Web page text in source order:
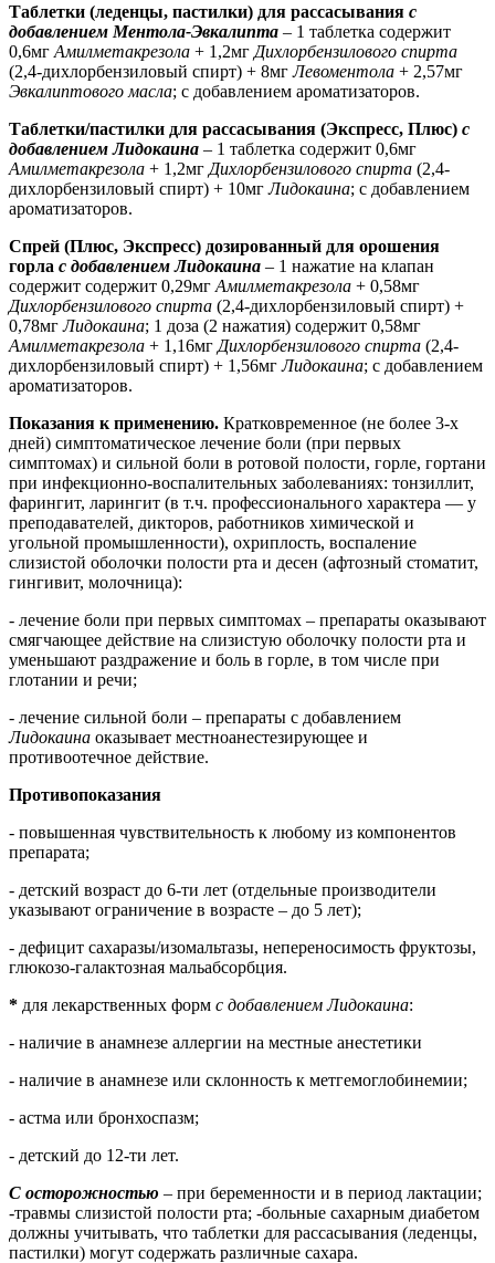
Таблетки (леденцы, пастилки) для рассасывания с
добавлением Ментола-Эвкалипта – 1 таблетка содержит
0,6мг Амилметакрезола + 1,2мг Дихлорбензилового спирта
(2,4-дихлорбензиловый спирт) + 8мгЛевоментола + 2,57мг
Эвкалиптового масла; с добавлением ароматизаторов.
Таблетки/пастилки для рассасывания (Экспресс, Плюс) с
добавлением Лидокаина – 1 таблетка содержит 0,6мг
Амилметакрезола + 1,2мг Дихлорбензилового спирта (2,4-
дихлорбензиловый спирт) + 10мгЛидокаина; с добавлением
ароматизаторов.
Спрей (Плюс, Экспресс) дозированный для орошения
горла с добавлением Лидокаина – 1 нажатие на клапан
содержит содержит 0,29мг Амилметакрезола + 0,58мг
Дихлорбензилового спирта (2,4-дихлорбензиловый спирт) +
0,78мгЛидокаина; 1 доза (2 нажатия) содержит 0,58мг
Амилметакрезола + 1,16мг Дихлорбензилового спирта (2,4-
дихлорбензиловый спирт) + 1,56мгЛидокаина; с добавлением
ароматизаторов.
Показания к применению. Кратковременное (не более 3-х
дней) симптоматическое лечение боли (при первых
симптомах) и сильной боли в ротовой полости, горле, гортани
при инфекционно-воспалительных заболеваниях: тонзиллит,
фарингит, ларингит (в т.ч. профессионального характера — у
преподавателей, дикторов, работников химической и
угольной промышленности), охриплость, воспаление
слизистой оболочки полости рта и десен (афтозный стоматит,
гингивит, молочница):
- лечение боли при первых симптомах – препараты оказывают
смягчающее действие на слизистую оболочку полости рта и
уменьшают раздражение и боль в горле, в том числе при
глотании и речи;
- лечение сильной боли – препараты с добавлением
Лидокаина оказывает местноанестезирующее и
противоотечное действие.
Противопоказания
- повышенная чувствительность к любому из компонентов
препарата;
- детский возраст до 6-ти лет (отдельные производители
указывают ограничение в возрасте – до 5 лет);
- дефицит сахаразы/изомальтазы, непереносимость фруктозы,
глюкозо-галактозная мальабсорбция.
* для лекарственных форм с добавлением Лидокаина:
- наличие в анамнезе аллергии на местные анестетики
- наличие в анамнезе или склонность к метгемоглобинемии;
- астма или бронхоспазм;
- детский до 12-ти лет.
С осторожностью – при беременности и в период лактации;
-травмы слизистой полости рта; -больные сахарным диабетом
должны учитывать, что таблетки для рассасывания (леденцы,
пастилки) могут содержать различные сахара.